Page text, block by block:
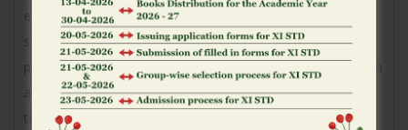
estrategia de duplicacion acerca de Aviator. De
surcar los aguas de las ganancias, se precisa un
presupuesto esencial. A volumen de que la secuencia
avanza, los apuestas podrian hincharse excesivo,
transformandose referente a cualquier estafermo